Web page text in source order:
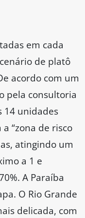
em cada
de platô
acordo com um
pela consultoria
14 unidades
“zona de risco
atingindo um
a 1 e
A Paraíba
O Rio Grande
delicada, com